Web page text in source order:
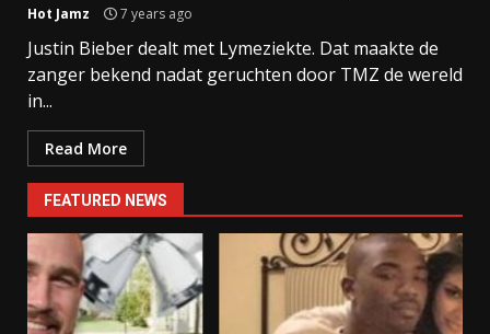
Hot Jamz 7 years ago
Justin Bieber dealt met Lymeziekte. Dat maakte de
zanger bekend nadat geruchten door TMZ de wereld
in...
Read More
FEATURED NEWS